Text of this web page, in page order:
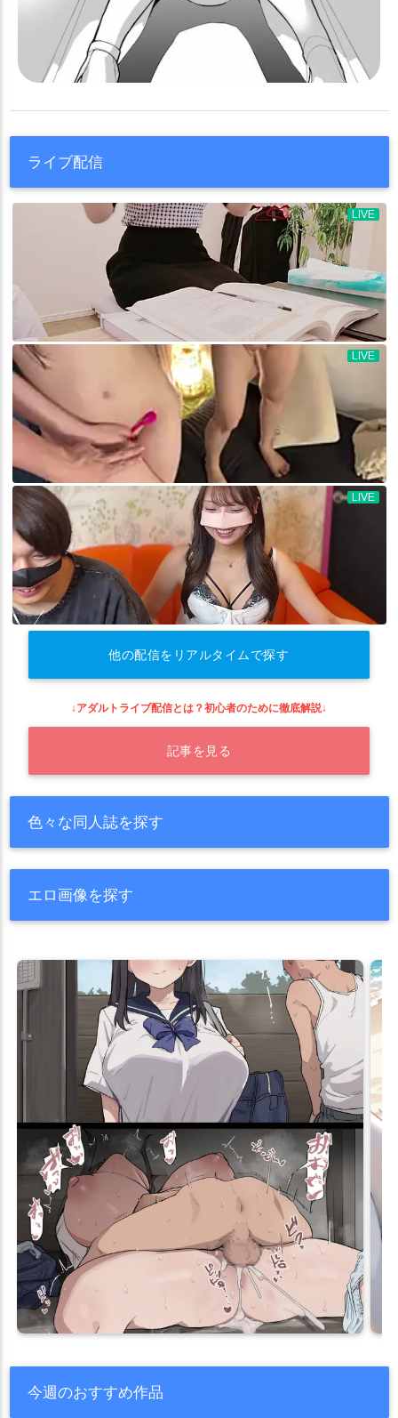
ライブ配信
他の配信をリアルタイムで探す
↓アダルトライブ配信とは？初心者のために徹底解説↓
記事を見る
色々な同人誌を探す
エロ画像を探す
今週のおすすめ作品